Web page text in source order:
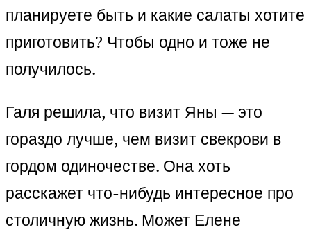
планируете быть и какие салаты хотите
приготовить? Чтобы одно и тоже не
получилось.
Галя решила, что визит Яны — это
гораздо лучше, чем визит свекрови в
гордом одиночестве. Она хоть
расскажет что-нибудь интересное про
столичную жизнь. Может Елене